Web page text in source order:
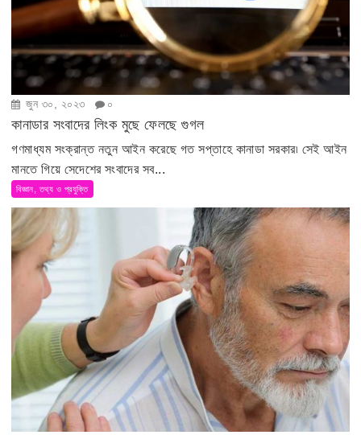
জুন ৩০, ২০২৩ ০
কানাডার সংবাদের লিংক মুছে ফেলছে গুগল
গণমাধ্যম সংক্রান্ত নতুন আইন করেছে গত সপ্তাহে কানাডা সরকার৷ সেই আইন
মানতে গিয়ে সেদেশের সংবাদের সব...
বিজ্ঞান, তথ্য ও প্রযুক্তি